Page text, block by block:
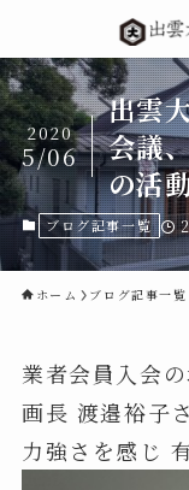
出雲
会議
の活
2020
5/06
ブログ記事一覧
ホーム ブログ記事一覧
業者会員入会
画長 渡邉裕子
力強さを感じ